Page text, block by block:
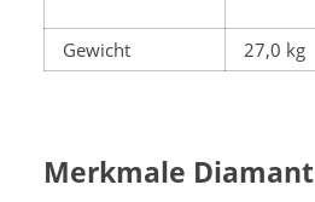
Gewicht 27,0 kg
Merkmale